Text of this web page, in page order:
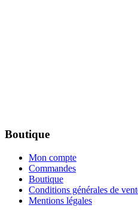
Boutique
Mon compte
Commandes
Boutique
Conditions générales de
Mentions légales